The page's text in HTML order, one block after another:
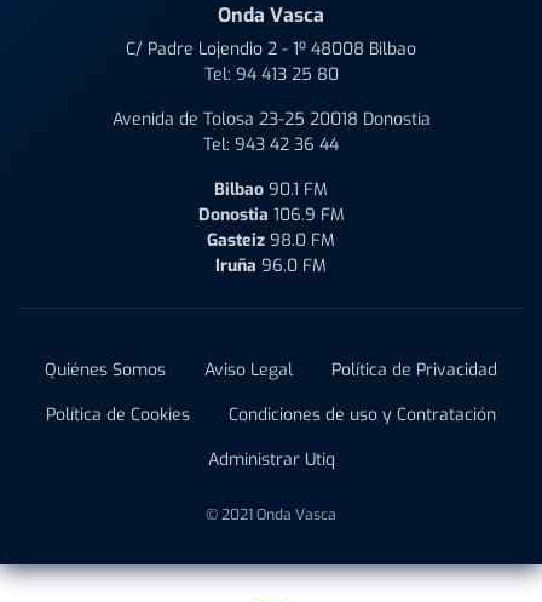
Onda Vasca
C/ Padre Lojendio 2 - 1º 48008 Bilbao
Tel: 94 413 25 80
Avenida de Tolosa 23-25 20018 Donostia
Tel: 943 42 36 44
Bilbao 90.1 FM
Donostia 106.9 FM
Gasteiz 98.0 FM
Iruña 96.0 FM
Quiénes Somos Aviso Legal
Política de Privacidad
Política de Cookies
Condiciones de uso y Contratación
Administrar Utiq
© 2021 Onda Vasca